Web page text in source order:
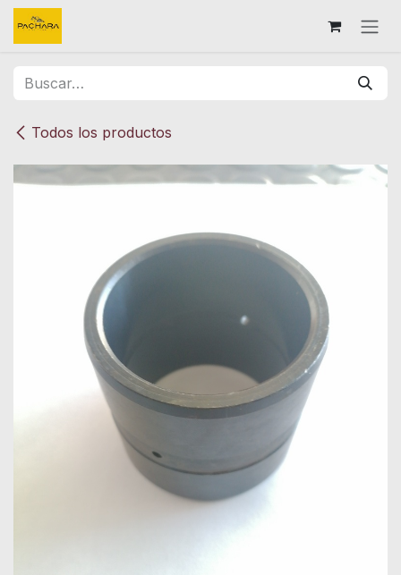
Ir al contenido
Todos los productos